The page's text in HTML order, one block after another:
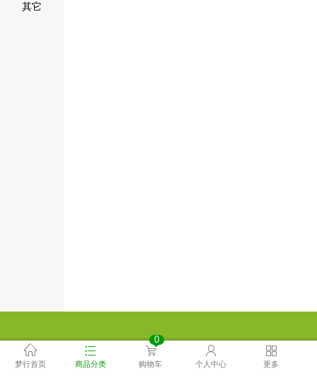
0
其它
梦行首页 商品分类 购物车 个人中心 更多